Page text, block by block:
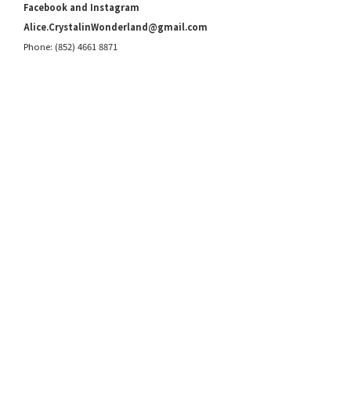
Facebook and Instagram
Alice.CrystalinWonderland@gmail.com
Phone: (852) 4661 8871